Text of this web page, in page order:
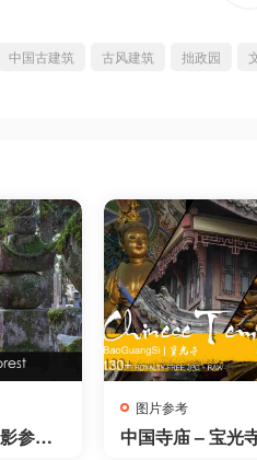
中国古建筑 古风建筑 拙政园
参考
图片参考
中国寺庙 – 宝光